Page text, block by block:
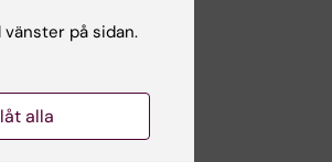
på sidan.
alla